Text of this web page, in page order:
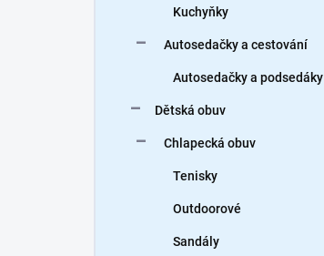
Kuchyňky
Autosedačky a cestování
Autosedačky a podsedáky
Dětská obuv
Chlapecká obuv
Tenisky
Outdoorové
Sandály